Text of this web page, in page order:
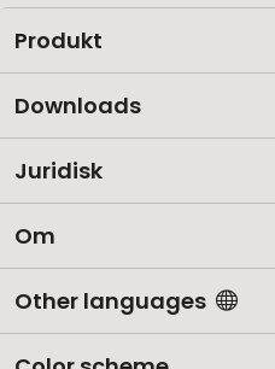
Produkt
Downloads
Juridisk
Om
Other languages